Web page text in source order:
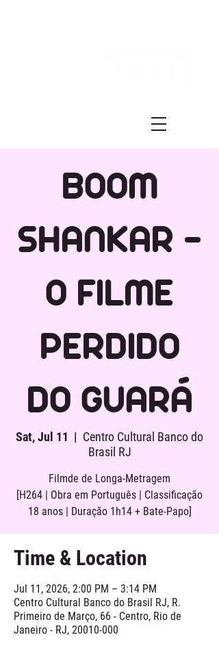
BOOM
SHANKAR -
O FILME
PERDIDO
DO GUARÁ
Sat, Jul 11
  |
Centro Cultural Banco do
Brasil RJ
Filmde de Longa-Metragem
[H264 | Obra em Português | Classificação
18 anos | Duração 1h14 + Bate-Papo]
Time & Location
Jul 11, 2026, 2:00 PM – 3:14 PM
Centro Cultural Banco do Brasil RJ, R.
Primeiro de Março, 66 - Centro, Rio de
Janeiro - RJ, 20010-000